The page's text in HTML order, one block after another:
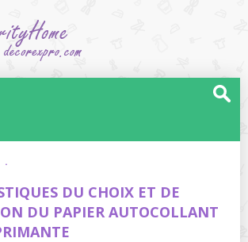
·
DU CHOIX ET DE
DU PAPIER AUTOCOLLANT